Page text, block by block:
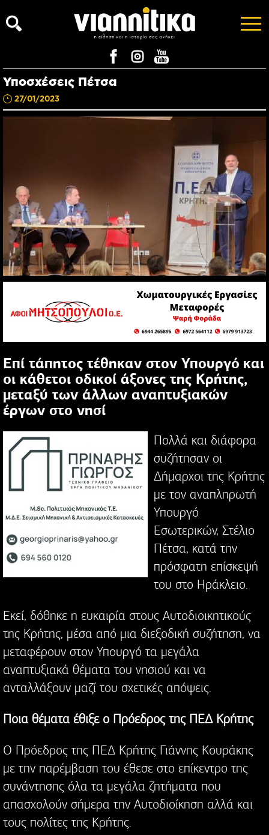
Υποσχέσεις Πέτσα
27/01/2023
Επί τάπητος τέθηκαν στον Υπουργό και
οι κάθετοι οδικοί άξονες της Κρήτης,
μεταξύ των άλλων αναπτυξιακών
έργων στο νησί
Πολλά και διάφορα
συζήτησαν οι
Δήμαρχοι της Κρήτης
με τον αναπληρωτή
Υπουργό
Εσωτερικών, Στέλιο
Πέτσα, κατά την
πρόσφατη επίσκεψή
του στο Ηράκλειο.
Εκεί, δόθηκε η ευκαιρία στους Αυτοδιοικητικούς
της Κρήτης, μέσα από μια διεξοδική συζήτηση, να
μεταφέρουν στον Υπουργό τα μεγάλα
αναπτυξιακά θέματα του νησιού και να
ανταλλάξουν μαζί του σχετικές απόψεις.
Ποια θέματα έθιξε ο Πρόεδρος της ΠΕΔ Κρήτης
Ο Πρόεδρος της ΠΕΔ Κρήτης Γιάννης Κουράκης
με την παρέμβαση του έθεσε στο επίκεντρο της
συνάντησης όλα τα μεγάλα ζητήματα που
απασχολούν σήμερα την Αυτοδιοίκηση αλλά και
τους πολίτες της Κρήτης.